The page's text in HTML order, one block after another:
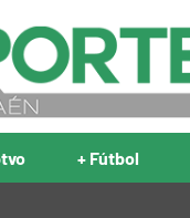
+ Fútbol